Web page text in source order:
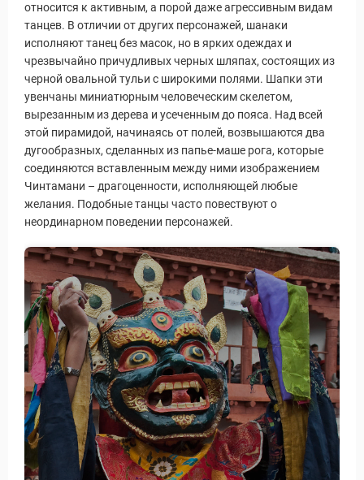
Статьи
относится к активным, а порой даже агрессивным видам
танцев. В отличии от других персонажей, шанаки
исполняют танец без масок, но в ярких одеждах и
чрезвычайно причудливых черных шляпах, состоящих из
черной овальной тульи с широкими полями. Шапки эти
увенчаны миниатюрным человеческим скелетом,
вырезанным из дерева и усеченным до пояса. Над всей
этой пирамидой, начинаясь от полей, возвышаются два
дугообразных, сделанных из папье-маше рога, которые
соединяются вставленным между ними изображением
Чинтамани – драгоценности, исполняющей любые
желания. Подобные танцы часто повествуют о
неординарном поведении персонажей.